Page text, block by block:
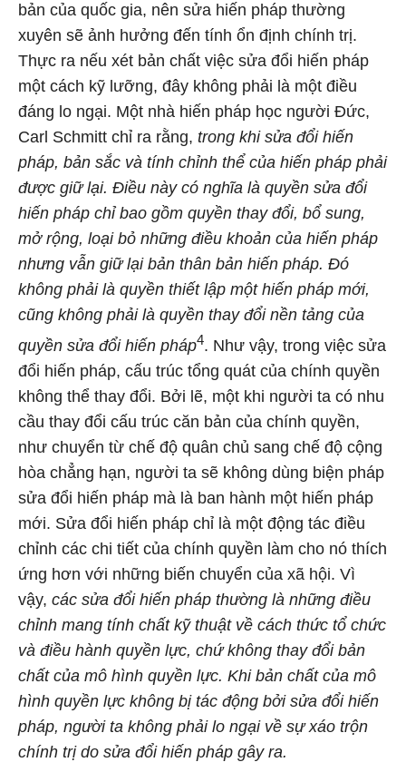
bản của quốc gia, nên sửa hiến pháp thường
xuyên sẽ ảnh hưởng đến tính ổn định chính trị.
Thực ra nếu xét bản chất việc sửa đổi hiến pháp
một cách kỹ lưỡng, đây không phải là một điều
đáng lo ngại. Một nhà hiến pháp học người Đức,
Carl Schmitt chỉ ra rằng, trong khi sửa đổi hiến
pháp, bản sắc và tính chỉnh thể của hiến pháp phải
được giữ lại. Điều này có nghĩa là quyền sửa đổi
hiến pháp chỉ bao gồm quyền thay đổi, bổ sung,
mở rộng, loại bỏ những điều khoản của hiến pháp
nhưng vẫn giữ lại bản thân bản hiến pháp. Đó
không phải là quyền thiết lập một hiến pháp mới,
cũng không phải là quyền thay đổi nền tảng của
quyền sửa đổi hiến pháp4. Như vậy, trong việc sửa
đổi hiến pháp, cấu trúc tổng quát của chính quyền
không thể thay đổi. Bởi lẽ, một khi người ta có nhu
cầu thay đổi cấu trúc căn bản của chính quyền,
như chuyển từ chế độ quân chủ sang chế độ cộng
hòa chẳng hạn, người ta sẽ không dùng biện pháp
sửa đổi hiến pháp mà là ban hành một hiến pháp
mới. Sửa đổi hiến pháp chỉ là một động tác điều
chỉnh các chi tiết của chính quyền làm cho nó thích
ứng hơn với những biến chuyển của xã hội. Vì
vậy, các sửa đổi hiến pháp thường là những điều
chỉnh mang tính chất kỹ thuật về cách thức tổ chức
và điều hành quyền lực, chứ không thay đổi bản
chất của mô hình quyền lực. Khi bản chất của mô
hình quyền lực không bị tác động bởi sửa đổi hiến
pháp, người ta không phải lo ngại về sự xáo trộn
chính trị do sửa đổi hiến pháp gây ra.